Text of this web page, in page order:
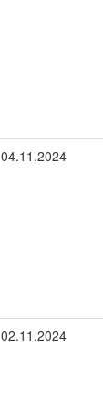
04.11.2024
02.11.2024